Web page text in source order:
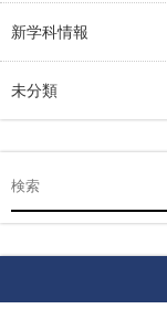
新学科情報
未分類